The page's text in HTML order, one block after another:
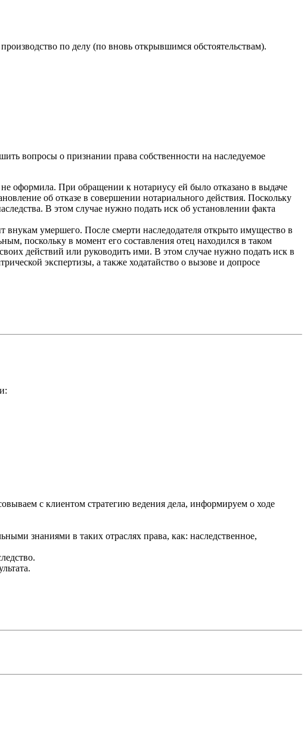
по делу (по вновь открывшимся обстоятельствам).
вопросы о признании права собственности на наследуемое
оформила. При обращении к нотариусу ей было отказано в выдаче
об отказе в совершении нотариального действия. Поскольку
В этом случае нужно подать иск об установлении факта
внукам умершего. После смерти наследодателя открыто имущество в
поскольку в момент его составления отец находился в таком
действий или руководить ими. В этом случае нужно подать иск в
экспертизы, а также ходатайство о вызове и допросе
с клиентом стратегию ведения дела, информируем о ходе
знаниями в таких отраслях права, как: наследственное,